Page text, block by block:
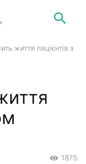
життя пацієнтів з
1875